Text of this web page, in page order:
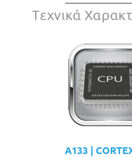
Tεχνικά
A133 |